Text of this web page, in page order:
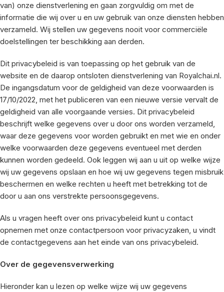
van) onze dienstverlening en gaan zorgvuldig om met de
informatie die wij over u en uw gebruik van onze diensten hebben
verzameld. Wij stellen uw gegevens nooit voor commerciële
doelstellingen ter beschikking aan derden.
Dit privacybeleid is van toepassing op het gebruik van de
website en de daarop ontsloten dienstverlening van Royalchai.nl.
De ingangsdatum voor de geldigheid van deze voorwaarden is
17/10/2022, met het publiceren van een nieuwe versie vervalt de
geldigheid van alle voorgaande versies. Dit privacybeleid
beschrijft welke gegevens over u door ons worden verzameld,
waar deze gegevens voor worden gebruikt en met wie en onder
welke voorwaarden deze gegevens eventueel met derden
kunnen worden gedeeld. Ook leggen wij aan u uit op welke wijze
wij uw gegevens opslaan en hoe wij uw gegevens tegen misbruik
beschermen en welke rechten u heeft met betrekking tot de
door u aan ons verstrekte persoonsgegevens.
Als u vragen heeft over ons privacybeleid kunt u contact
opnemen met onze contactpersoon voor privacyzaken, u vindt
de contactgegevens aan het einde van ons privacybeleid.
Over de gegevensverwerking
Hieronder kan u lezen op welke wijze wij uw gegevens